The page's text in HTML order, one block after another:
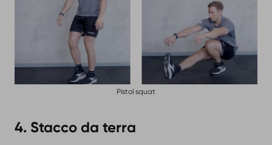
Pistol squat
4. Stacco da terra